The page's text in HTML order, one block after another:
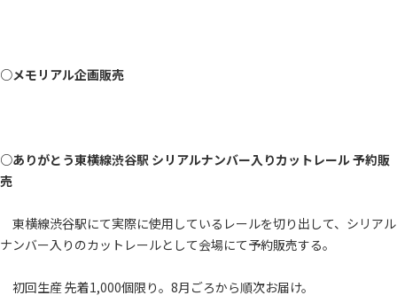
○メモリアル企画販売
○ありがとう東横線渋谷駅 シリアルナンバー入りカットレール 予約販
売
東横線渋谷駅にて実際に使用しているレールを切り出して、シリアル
ナンバー入りのカットレールとして会場にて予約販売する。
初回生産 先着1,000個限り。8月ごろから順次お届け。